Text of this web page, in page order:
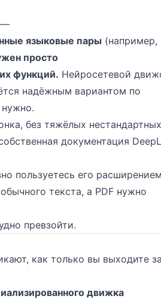
—
языковые пары (например,
просто
функций. Нейросетевой
надёжным вариантом по
без тяжёлых нестандартных
документация DeepL
пользуетесь его
текста, а PDF нужно
превзойти.
как только вы выходите
движка